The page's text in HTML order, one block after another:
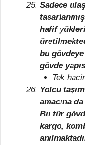
Sadece
hafif yükleri
bu gövdeye
gövde
Tek
Yolcu
amacına
Bu tür
kargo,